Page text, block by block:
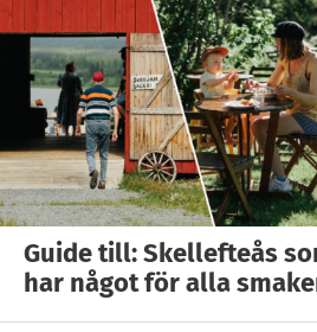
Guide till: Skellefteås
har något för alla